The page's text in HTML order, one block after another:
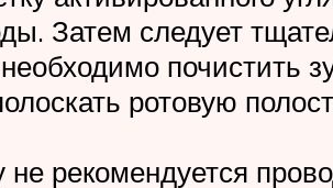
Затем следует
почистить
ротовую
рекомендуется